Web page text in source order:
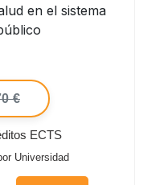
en el sistema
€
ECTS
Universidad